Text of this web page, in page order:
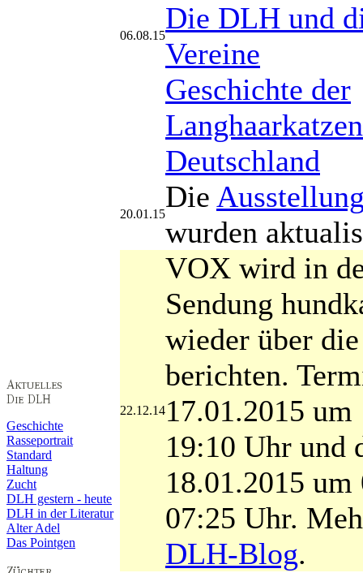
Geschichte
Rasseportrait
Standard
Haltung
Zucht
DLH gestern - heute
DLH in der Literatur
Alter Adel
Das Pointgen
06.08.15
Die DLH und
Vereine
Geschichte der
Deutschland
20.01.15
Die
wurden
22.12.14
VOX wird in
Sendung
wieder über
berichten.
17.01.2015 um
19:10 Uhr und
18.01.2015 um
07:25 Uhr.
DLH-Blog.